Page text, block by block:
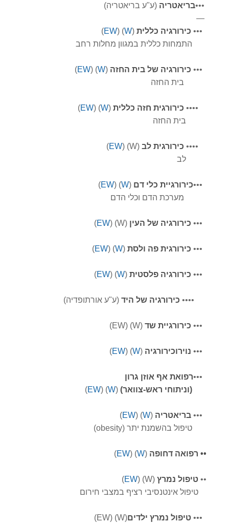
•
•
•בריאטריה (ע"ע בריאטריה)
—
•
•
• כירורגיה כללית (
W
) (
EW
)
התמחות כללית במגוון מחלות רחב
•
•
• כירורגיה של בית החזה (
W
) (
EW
)
בית החזה
•
•
•
• כירורגית חזה כללית (
W
) (
EW
)
בית החזה
•
•
•
• כירורגית לב (W) (
EW
)
לב
•
•
•כירורגיית כלי דם (
W
) (
EW
)
מערכת הדם וכלי הדם
•
•
• כירורגיה של העין (W) (
EW
)
•
•
• כירורגית פה ולסת (
W
) (
EW
)
••• כירורגיה פלסטית (
W
) (
EW
)
•••• כירורגיה של היד (ע"ע אורתופדיה)
•
•
• כירורגיית שד (W) (EW)
•
•
• נוירוכירורגיה (
W
) (
EW
)
•
•
•רפואת אף אוזן גרון
(וניתוחי ראש-צוואר) (
W
) (
EW
)
•
•
• בריאטריה (
W
) (
EW
)
טיפול בהשמנת יתר (obesity)
•
• רפואה דחופה (
W
) (
EW
)
•
• טיפול נמרץ (W) (
EW
)
טיפול אינטנסיבי רציף במצבי חירום
•
•
• טיפול נמרץ ילדים(W) (EW)